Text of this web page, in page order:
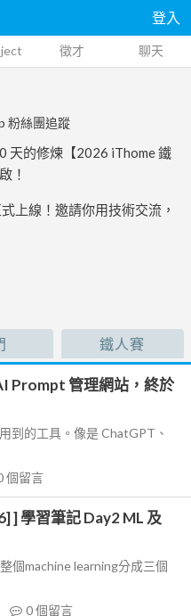
登入
徵才 聊天
粉絲團追蹤
天的修煉【2026 iThome 鐵
！
上線！邀請你用技術交流，
鐵人賽
Prompt 管理網站，終於
到的工具。像是 ChatGPT、
個留言
] 學習筆記 Day2 ML 及
個machine learning分成三個
0個留言